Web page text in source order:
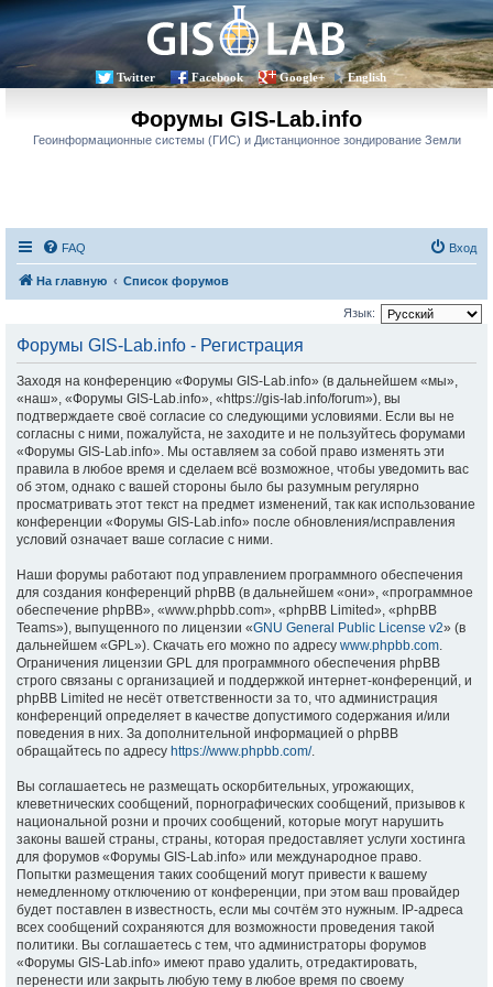
Twitter Facebook Google+ English
Форумы GIS-Lab.info
Геоинформационные системы (ГИС) и Дистанционное зондирование Земли
FAQ Вход
На главную Список форумов
Язык:
Форумы GIS-Lab.info - Регистрация
Заходя на конференцию «Форумы GIS-Lab.info» (в дальнейшем «мы»,
«наш», «Форумы GIS-Lab.info», «https://gis-lab.info/forum»), вы
подтверждаете своё согласие со следующими условиями. Если вы не
согласны с ними, пожалуйста, не заходите и не пользуйтесь форумами
«Форумы GIS-Lab.info». Мы оставляем за собой право изменять эти
правила в любое время и сделаем всё возможное, чтобы уведомить вас
об этом, однако с вашей стороны было бы разумным регулярно
просматривать этот текст на предмет изменений, так как использование
конференции «Форумы GIS-Lab.info» после обновления/исправления
условий означает ваше согласие с ними.
Наши форумы работают под управлением программного обеспечения
для создания конференций phpBB (в дальнейшем «они», «программное
обеспечение phpBB», «www.phpbb.com», «phpBB Limited», «phpBB
Teams»), выпущенного по лицензии «GNU General Public License v2» (в
дальнейшем «GPL»). Скачать его можно по адресу www.phpbb.com.
Ограничения лицензии GPL для программного обеспечения phpBB
строго связаны с организацией и поддержкой интернет-конференций, и
phpBB Limited не несёт ответственности за то, что администрация
конференций определяет в качестве допустимого содержания и/или
поведения в них. За дополнительной информацией о phpBB
обращайтесь по адресу https://www.phpbb.com/.
Вы соглашаетесь не размещать оскорбительных, угрожающих,
клеветнических сообщений, порнографических сообщений, призывов к
национальной розни и прочих сообщений, которые могут нарушить
законы вашей страны, страны, которая предоставляет услуги хостинга
для форумов «Форумы GIS-Lab.info» или международное право.
Попытки размещения таких сообщений могут привести к вашему
немедленному отключению от конференции, при этом ваш провайдер
будет поставлен в известность, если мы сочтём это нужным. IP-адреса
всех сообщений сохраняются для возможности проведения такой
политики. Вы соглашаетесь с тем, что администраторы форумов
«Форумы GIS-Lab.info» имеют право удалить, отредактировать,
перенести или закрыть любую тему в любое время по своему